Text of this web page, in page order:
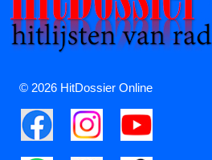
© 2026 HitDossier Online